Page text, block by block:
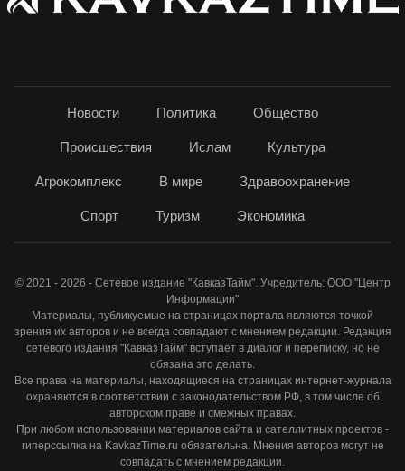
Новости Политика Общество
Происшествия Ислам Культура
Агрокомплекс В мире Здравоохранение
Спорт Туризм Экономика
© 2021 - 2026 - Сетевое издание "КавказТайм". Учредитель: ООО "Центр
Информации"
Материалы, публикуемые на страницах портала являются точкой
зрения их авторов и не всегда совпадают с мнением редакции. Редакция
сетевого издания "КавказТайм" вступает в диалог и переписку, но не
обязана это делать.
Все права на материалы, находящиеся на страницах интернет-журнала
охраняются в соответствии с законодательством РФ, в том числе об
авторском праве и смежных правах.
При любом использовании материалов сайта и сателлитных проектов -
гиперссылка на KavkazTime.ru обязательна. Мнения авторов могут не
совпадать с мнением редакции.